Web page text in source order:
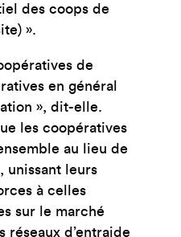
des coops de
».
de
en général
», dit-elle.
les coopératives
au lieu de
unissant leurs
à celles
sur le marché
réseaux d’entraide